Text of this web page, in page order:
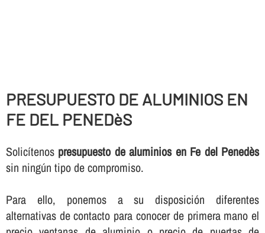
PRESUPUESTO DE ALUMINIOS EN
FE DEL PENEDèS
Solicí­tenos presupuesto de aluminios en Fe del Penedès
sin ningún tipo de compromiso.
Para ello, ponemos a su disposición diferentes
alternativas de contacto para conocer de primera mano el